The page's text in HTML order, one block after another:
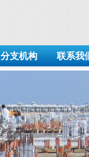
分支机构 联系我